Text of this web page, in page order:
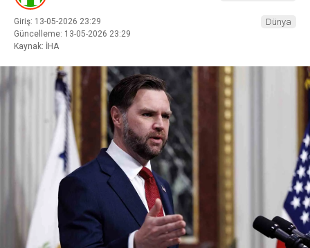
Giriş: 13-05-2026 23:29
Güncelleme: 13-05-2026 23:29
Kaynak: İHA
Dünya